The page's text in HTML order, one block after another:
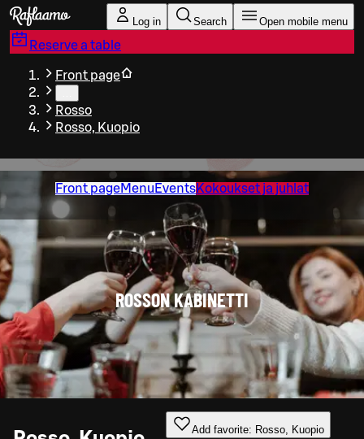
Skip to main content
Log in Search Open mobile menu
Reserve a table
Front page
Rosso
Rosso, Kuopio
Front pageMenu EventsKokoukset ja juhlat
ROSSON KABINETTI
Add favorite: Rosso, Kuopio